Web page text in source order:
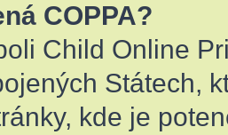
COPPA?
Child Online
Státech,
kde je